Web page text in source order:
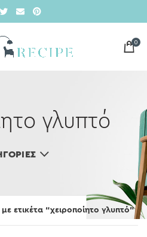
0
γλυπτό
ετικέτα “χειροποίητο γλυπτό”